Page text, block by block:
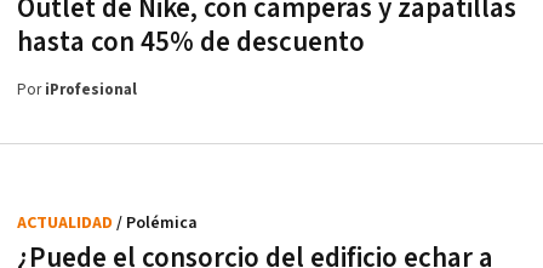
Outlet de Nike, con camperas y zapatillas
hasta con 45% de descuento
PoriProfesional
¿Puede el consorcio del edificio echar a
ACTUALIDAD / Polémica